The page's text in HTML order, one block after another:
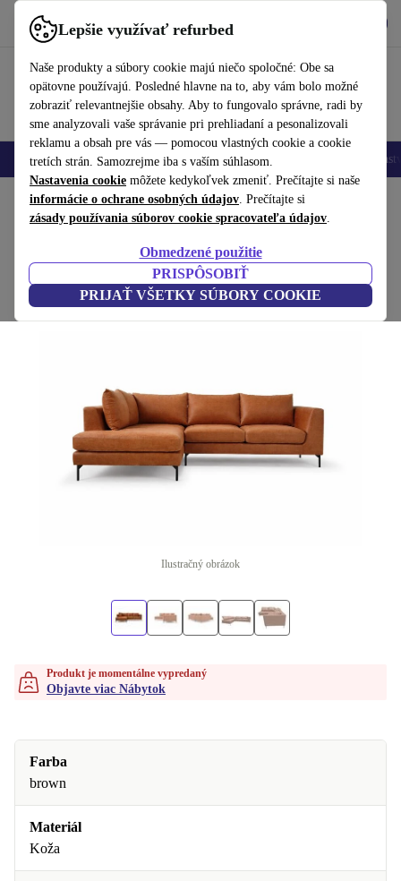
Lepšie využívať refurbed
Naše produkty a súbory cookie majú niečo spoločné: Obe sa
opätovne používajú. Posledné hlavne na to, aby vám bolo možné
zobraziť relevantnejšie obsahy. Aby to fungovalo správne, radi by
sme analyzovali vaše správanie pri prehliadaní a pesonalizovali
reklamu a obsah pre vás — pomocou vlastných cookie a cookie
tretích strán. Samozrejme iba s vaším súhlasom.
Nastavenia cookie môžete kedykoľvek zmeniť. Prečítajte si naše
informácie o ochrane osobných údajov. Prečítajte si
zásady používania súborov cookie spracovateľa údajov.
Obmedzené použitie
PRISPÔSOBIŤ
PRIJAŤ VŠETKY SÚBORY COOKIE
používať refurbed rýchlo a jednoducho
Mobilné telefóny Laptopy Tablety Inteligentné hodinky
Domov Produkty Domácnosť Nábytok
Noa rohová pohovka ľavá Soffy Cognac
hnedá
(Zbieranie recenzií)
Ilustračný obrázok
Produkt je momentálne vypredaný
Objavte viac Nábytok
Farba
brown
Materiál
Koža